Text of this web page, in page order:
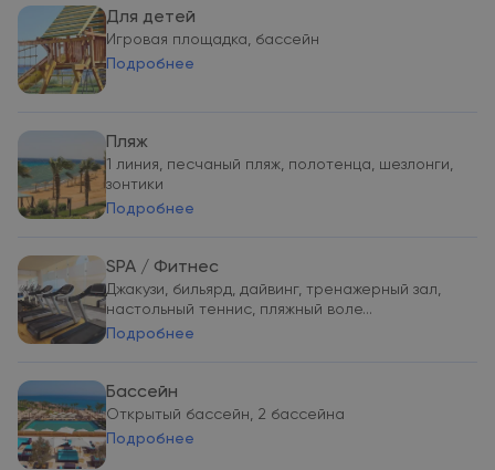
Для детей
Игровая площадка, бассейн
Подробнее
Пляж
1 линия, песчаный пляж, полотенца, шезлонги,
зонтики
Подробнее
SPA / Фитнес
Джакузи, бильярд, дайвинг, тренажерный зал,
настольный теннис, пляжный воле...
Подробнее
Бассейн
Открытый бассейн, 2 бассейна
Подробнее